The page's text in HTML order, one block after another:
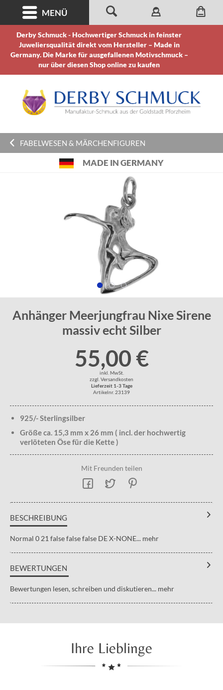
Derby Schmuck - Hochwertiger Schmuck in feinster
Juweliersqualität direkt vom Hersteller – Made in
Germany. Die Marke für ausgefallenen Motivschmuck –
nur über diesen Shop online zu kaufen
MENÜ
FABELWESEN & MÄRCHENFIGUREN
MADE IN GERMANY
Anhänger Meerjungfrau Nixe Sirene
massiv echt Silber
55,00 €
inkl. MwSt.
zzgl. Versandkosten
Lieferzeit 1-3 Tage
Artikelnr. 23139
925/- Sterlingsilber
Größe ca. 15,3 mm x 26 mm ( incl. der hochwertig
verlöteten Öse für die Kette )
Mit Freunden teilen
BESCHREIBUNG
Normal 0 21 false false false DE X-NONE... mehr
BEWERTUNGEN
Bewertungen lesen, schreiben und diskutieren... mehr
Ihre Lieblinge